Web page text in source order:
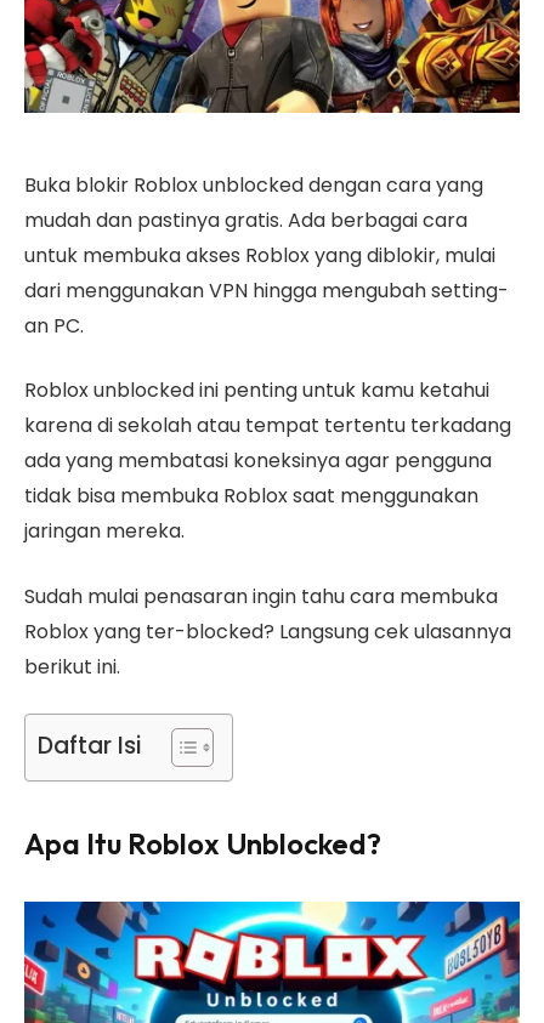
Buka blokir Roblox unblocked dengan cara yang
mudah dan pastinya gratis. Ada berbagai cara
untuk membuka akses Roblox yang diblokir, mulai
dari menggunakan VPN hingga mengubah setting-
an PC.
Roblox unblocked ini penting untuk kamu ketahui
karena di sekolah atau tempat tertentu terkadang
ada yang membatasi koneksinya agar pengguna
tidak bisa membuka Roblox saat menggunakan
jaringan mereka.
Sudah mulai penasaran ingin tahu cara membuka
Roblox yang ter-blocked? Langsung cek ulasannya
berikut ini.
Daftar Isi
Apa Itu Roblox Unblocked?